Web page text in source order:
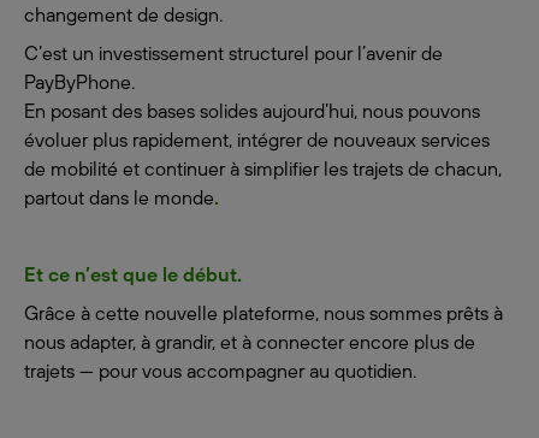
changement de design.
C’est un investissement structurel pour l’avenir de
PayByPhone.
En posant des bases solides aujourd’hui, nous pouvons
évoluer plus rapidement, intégrer de nouveaux services
de mobilité et continuer à simplifier les trajets de chacun,
partout dans le monde.
Et ce n’est que le début.
Grâce à cette nouvelle plateforme, nous sommes prêts à
nous adapter, à grandir, et à connecter encore plus de
trajets — pour vous accompagner au quotidien.